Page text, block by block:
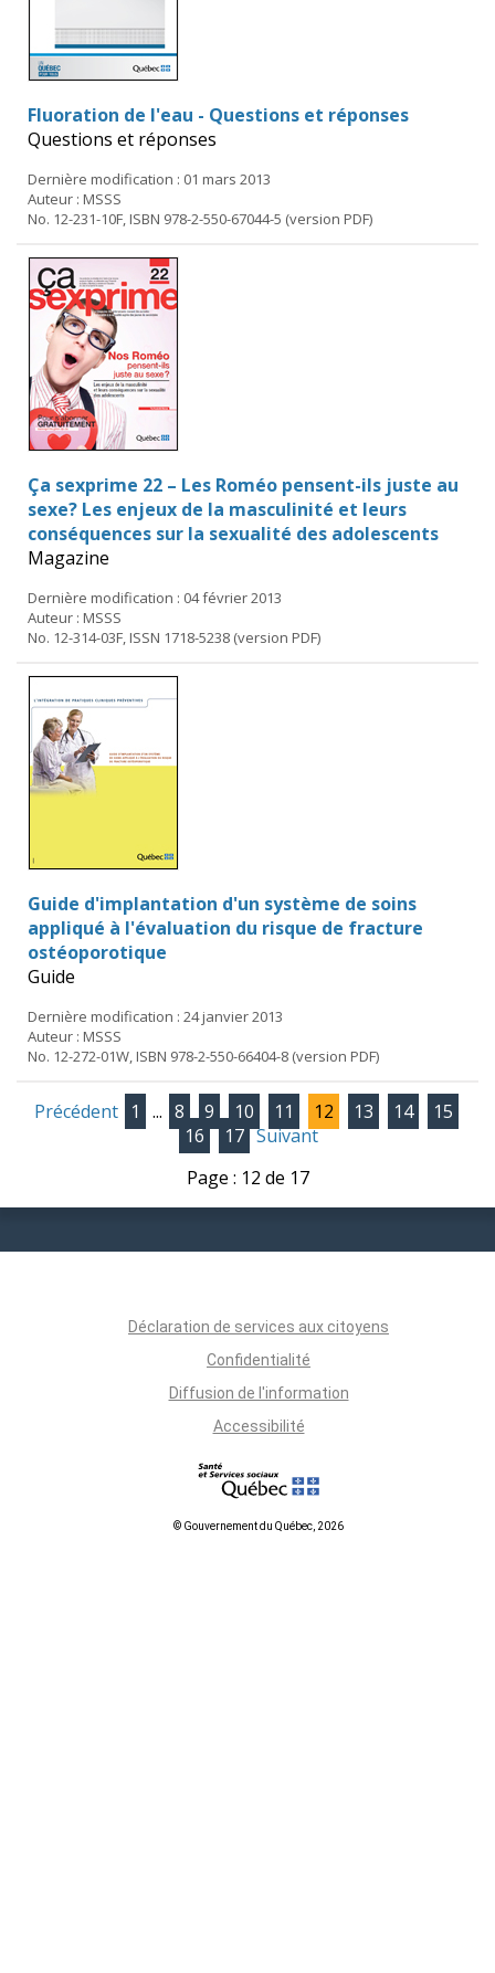
Fluoration de l'eau - Questions et réponses
Questions et réponses
Dernière modification : 01 mars 2013
Auteur : MSSS
No. 12-231-10F, ISBN 978-2-550-67044-5 (version PDF)
Ça sexprime 22 – Les Roméo pensent-ils juste au
sexe? Les enjeux de la masculinité et leurs
conséquences sur la sexualité des adolescents
Magazine
Dernière modification : 04 février 2013
Auteur : MSSS
No. 12-314-03F, ISSN 1718-5238 (version PDF)
Guide d'implantation d'un système de soins
appliqué à l'évaluation du risque de fracture
ostéoporotique
Guide
Dernière modification : 24 janvier 2013
Auteur : MSSS
No. 12-272-01W, ISBN 978-2-550-66404-8 (version PDF)
Précédent 1 ... 8 9 10 11 12 13 14
15
16
17 Suivant
Page : 12 de 17
Déclaration de services aux citoyens
Confidentialité
Diffusion de l'information
Accessibilité
© Gouvernement du Québec, 2026